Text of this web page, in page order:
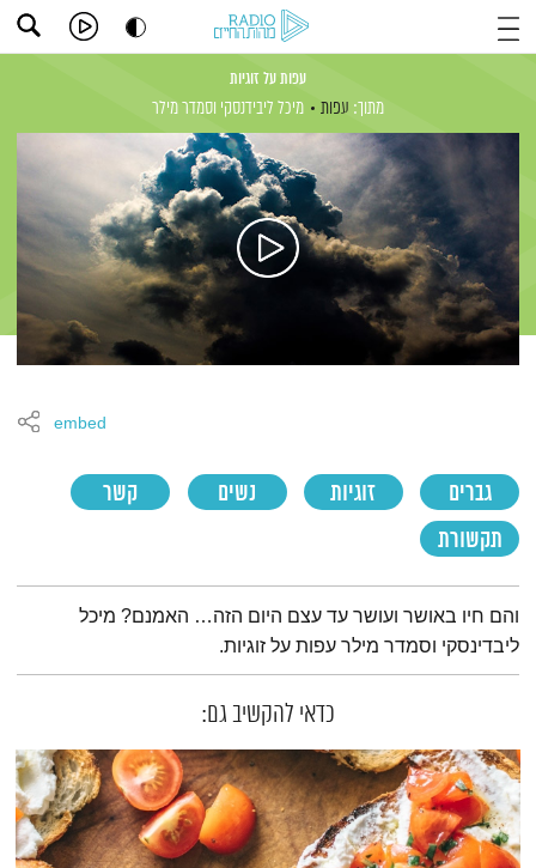
עפות על זוגיות
מתוך: עפות מיכל ליבידנסקי וסמדר מילר
גברים זוגיות נשים
קשר
תקשורת
embed
תמצית הפודקאסט
והם חיו באושר ועושר עד עצם היום הזה… האמנם? מיכל
ליבדינסקי וסמדר מילר עפות על זוגיות.
כדאי להקשיב גם: